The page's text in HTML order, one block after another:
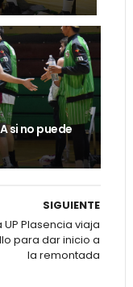
si no puede
SIGUIENTE
UP Plasencia viaja
para dar inicio a
la remontada